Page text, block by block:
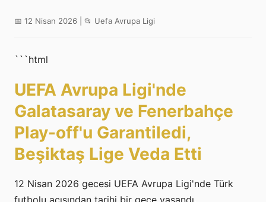
📅 12 Nisan 2026 | 📂 Uefa Avrupa Ligi
```html
UEFA Avrupa Ligi'nde
Galatasaray ve Fenerbahçe
Play-off'u Garantiledi,
Beşiktaş Lige Veda Etti
12 Nisan 2026 gecesi UEFA Avrupa Ligi'nde Türk
futbolu açısından tarihi bir gece yaşandı.